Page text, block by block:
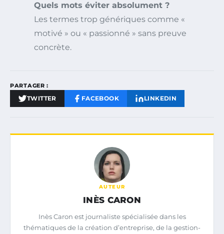
Quels mots éviter absolument ?
Les termes trop génériques comme «
motivé » ou « passionné » sans preuve
concrète.
PARTAGER :
TWITTER FACEBOOK LINKEDIN
AUTEUR
INÈS CARON
Inès Caron est journaliste spécialisée dans les
thématiques de la création d’entreprise, de la gestion-